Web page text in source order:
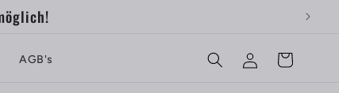
AGB's EinloggenFavoriten